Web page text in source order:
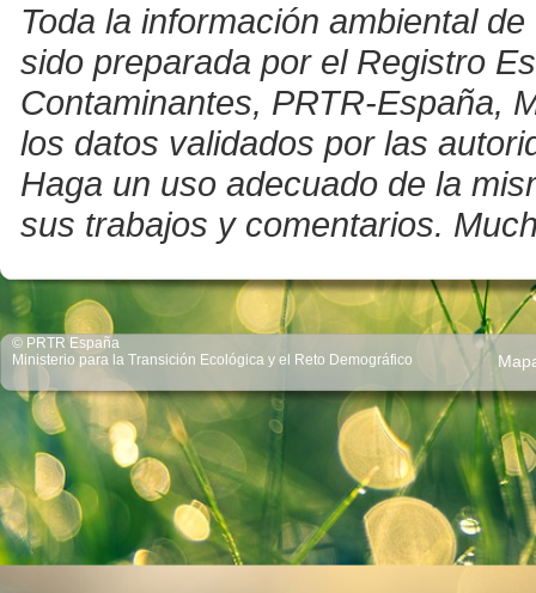
Toda la información ambiental
sido preparada por el Registro
Contaminantes, PRTR-España,
los datos validados por las
Haga un uso adecuado de la
sus trabajos y comentarios.
© PRTR España
Ministerio para la Transición Ecológica y el Reto Demográfico